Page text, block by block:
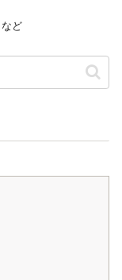
ど